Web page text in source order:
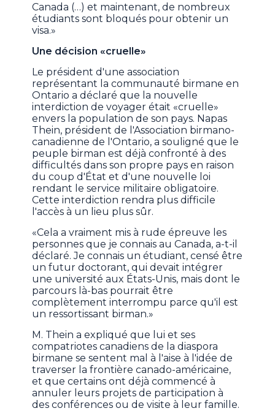
Canada (…) et maintenant, de nombreux
étudiants sont bloqués pour obtenir un
visa.»
Une décision «cruelle»
Le président d'une association
représentant la communauté birmane en
Ontario a déclaré que la nouvelle
interdiction de voyager était «cruelle»
envers la population de son pays. Napas
Thein, président de l'Association birmano-
canadienne de l'Ontario, a souligné que le
peuple birman est déjà confronté à des
difficultés dans son propre pays en raison
du coup d'État et d'une nouvelle loi
rendant le service militaire obligatoire.
Cette interdiction rendra plus difficile
l'accès à un lieu plus sûr.
«Cela a vraiment mis à rude épreuve les
personnes que je connais au Canada, a-t-il
déclaré. Je connais un étudiant, censé être
un futur doctorant, qui devait intégrer
une université aux États-Unis, mais dont le
parcours là-bas pourrait être
complètement interrompu parce qu'il est
un ressortissant birman.»
M. Thein a expliqué que lui et ses
compatriotes canadiens de la diaspora
birmane se sentent mal à l'aise à l'idée de
traverser la frontière canado-américaine,
et que certains ont déjà commencé à
annuler leurs projets de participation à
des conférences ou de visite à leur famille.